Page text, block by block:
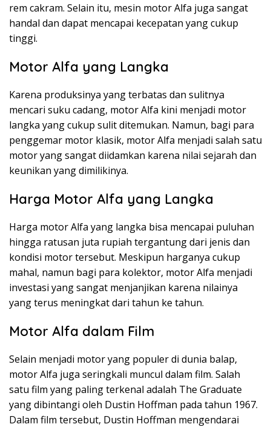
rem cakram. Selain itu, mesin motor Alfa juga sangat
handal dan dapat mencapai kecepatan yang cukup
tinggi.
Motor Alfa yang Langka
Karena produksinya yang terbatas dan sulitnya
mencari suku cadang, motor Alfa kini menjadi motor
langka yang cukup sulit ditemukan. Namun, bagi para
penggemar motor klasik, motor Alfa menjadi salah satu
motor yang sangat diidamkan karena nilai sejarah dan
keunikan yang dimilikinya.
Harga Motor Alfa yang Langka
Harga motor Alfa yang langka bisa mencapai puluhan
hingga ratusan juta rupiah tergantung dari jenis dan
kondisi motor tersebut. Meskipun harganya cukup
mahal, namun bagi para kolektor, motor Alfa menjadi
investasi yang sangat menjanjikan karena nilainya
yang terus meningkat dari tahun ke tahun.
Motor Alfa dalam Film
Selain menjadi motor yang populer di dunia balap,
motor Alfa juga seringkali muncul dalam film. Salah
satu film yang paling terkenal adalah The Graduate
yang dibintangi oleh Dustin Hoffman pada tahun 1967.
Dalam film tersebut, Dustin Hoffman mengendarai